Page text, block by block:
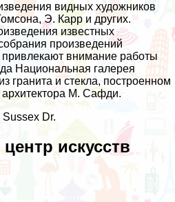
видных художников
Э. Карр и других.
известных
произведений
привлекают внимание работы
Национальная галерея
гранита и стекла, построенном
архитектора М. Сафди.
Dr.
искусств